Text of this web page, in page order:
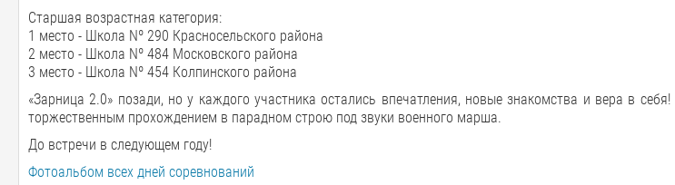
Старшая возрастная категория:
1 место - Школа Nº 290 Красносельского района
2 место - Школа Nº 484 Московского района
3 место - Школа Nº 454 Колпинского района
«Зарница 2.0» позади, но у каждого участника остались впечатления, новые знакомства и вера в
торжественным прохождением в парадном строю под звуки военного марша.
До встречи в следующем году!
Фотоальбом всех дней соревнований